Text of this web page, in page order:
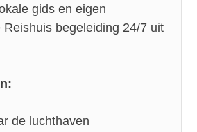
gids en eigen
Reishuis begeleiding 24/7 uit
de luchthaven